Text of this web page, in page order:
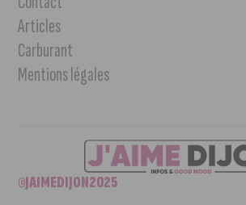
Articles
Carburant
Mentions légales
©JAIMEDIJON2025